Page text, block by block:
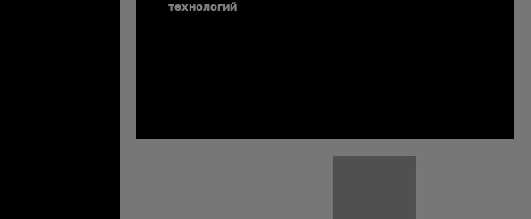
технологийПросто зарегистрируйтесь и создайте